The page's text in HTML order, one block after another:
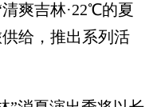
爽吉林·22℃的夏
给，推出系列活